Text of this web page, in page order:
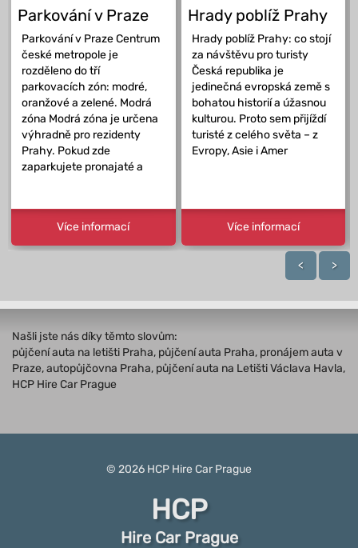
Parkování v Praze
Parkování v Praze Centrum
české metropole je
rozděleno do tří
parkovacích zón: modré,
oranžové a zelené. Modrá
zóna Modrá zóna je určena
výhradně pro rezidenty
Prahy. Pokud zde
zaparkujete pronajaté a
Více informací
Hrady poblíž Prahy
Hrady poblíž Prahy: co stojí
za návštěvu pro turisty
Česká republika je
jedinečná evropská země s
bohatou historií a úžasnou
kulturou. Proto sem přijíždí
turisté z celého světa – z
Evropy, Asie i Amer
Více informací
< >
Našli jste nás díky těmto slovům:
půjčení auta na letišti Praha, půjčení auta Praha, pronájem auta v
Praze, autopůjčovna Praha, půjčení auta na Letišti Václava Havla,
HCP Hire Car Prague
© 2026 HCP Hire Car Prague
HCP
Hire Car Prague